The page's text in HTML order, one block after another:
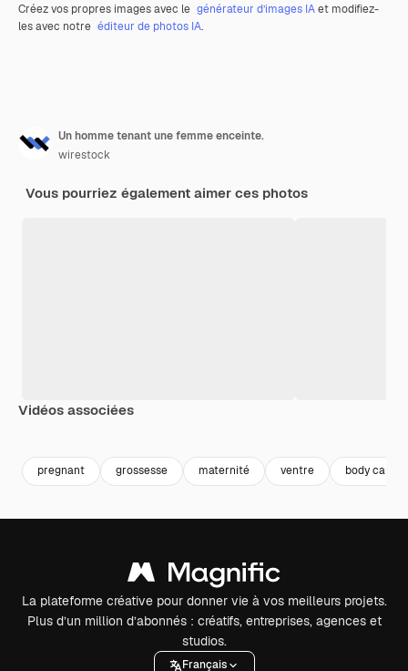
Créez vos propres images avec le générateur d’images IAet modifiez-
les avec notre éditeur de photos IA.
Un homme tenant une femme enceinte.
wirestock
Vous pourriez également aimer ces photos
Vidéos associées
pregnant grossesse maternité ventre body care
La plateforme créative pour donner vie à vos meilleurs projets.
Plus d’un million d’abonnés : créatifs, entreprises, agences et
studios.
Français